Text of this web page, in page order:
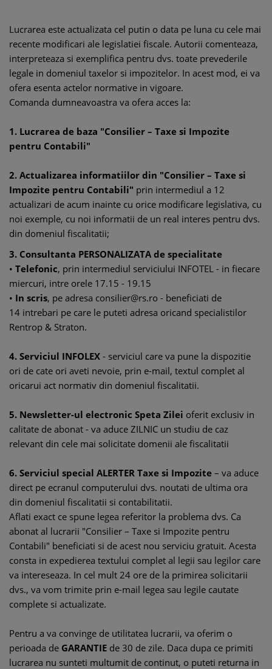
Lucrarea este actualizata cel putin o data pe luna cu cele mai
recente modificari ale legislatiei fiscale. Autorii comenteaza,
interpreteaza si exemplifica pentru dvs. toate prevederile
legale in domeniul taxelor si impozitelor. In acest mod, ei va
ofera esenta actelor normative in vigoare.
Comanda dumneavoastra va ofera acces la:
1. Lucrarea de baza "Consilier – Taxe si Impozite
pentru Contabili"
2. Actualizarea informatiilor din "Consilier – Taxe si
Impozite pentru Contabili" prin intermediul a 12
actualizari de acum inainte cu orice modificare legislativa, cu
noi exemple, cu noi informatii de un real interes pentru dvs.
din domeniul fiscalitatii;
3. Consultanta PERSONALIZATA de specialitate
• Telefonic, prin intermediul serviciului INFOTEL - in fiecare
miercuri, intre orele 17.15 - 19.15
• In scris, pe adresa consilier@rs.ro - beneficiati de
14 intrebari pe care le puteti adresa oricand specialistilor
Rentrop & Straton.
4. Serviciul INFOLEX - serviciul care va pune la dispozitie
ori de cate ori aveti nevoie, prin e-mail, textul complet al
oricarui act normativ din domeniul fiscalitatii.
5. Newsletter-ul electronic Speta Zilei oferit exclusiv in
calitate de abonat - va aduce ZILNIC un studiu de caz
relevant din cele mai solicitate domenii ale fiscalitatii
6. Serviciul special ALERTER Taxe si Impozite – va aduce
direct pe ecranul computerului dvs. noutati de ultima ora
din domeniul fiscalitatii si contabilitatii.
Aflati exact ce spune legea referitor la problema dvs. Ca
abonat al lucrarii "Consilier – Taxe si Impozite pentru
Contabili" beneficiati si de acest nou serviciu gratuit. Acesta
consta in expedierea textului complet al legii sau legilor care
va intereseaza. In cel mult 24 ore de la primirea solicitarii
dvs., va vom trimite prin e-mail legea sau legile cautate
complete si actualizate.
Pentru a va convinge de utilitatea lucrarii, va oferim o
perioada de GARANTIE de 30 de zile. Daca dupa ce primiti
lucrarea nu sunteti multumit de continut, o puteti returna in